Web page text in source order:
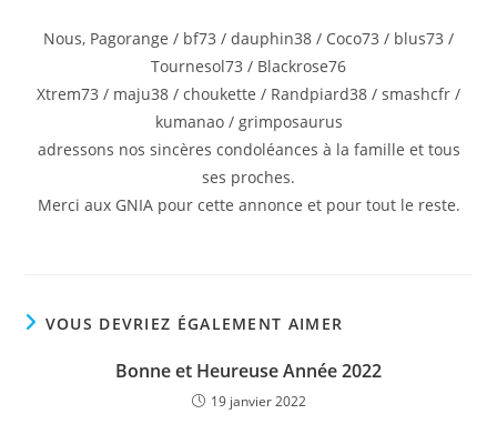
Nous, Pagorange / bf73 / dauphin38 / Coco73 / blus73 /
Tournesol73 / Blackrose76
Xtrem73 / maju38 / choukette / Randpiard38 / smashcfr /
kumanao / grimposaurus
adressons nos sincères condoléances à la famille et tous
ses proches.
Merci aux GNIA pour cette annonce et pour tout le reste.
VOUS DEVRIEZ ÉGALEMENT AIMER
Bonne et Heureuse Année 2022
19 janvier 2022